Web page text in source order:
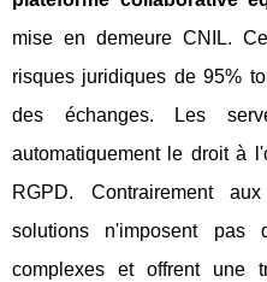
mise en demeure CNIL.
risques juridiques de 95%
des échanges. Les
automatiquement le droit à
RGPD. Contrairement
solutions n'imposent pas
complexes et offrent une